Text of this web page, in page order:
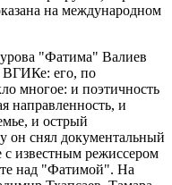
на международном
"Фатима" Валиев
ВГИКе: его, по
многое: и поэтичность
направленность, и
и острый
он снял документальный
с известным режиссером
над "Фатимой". На